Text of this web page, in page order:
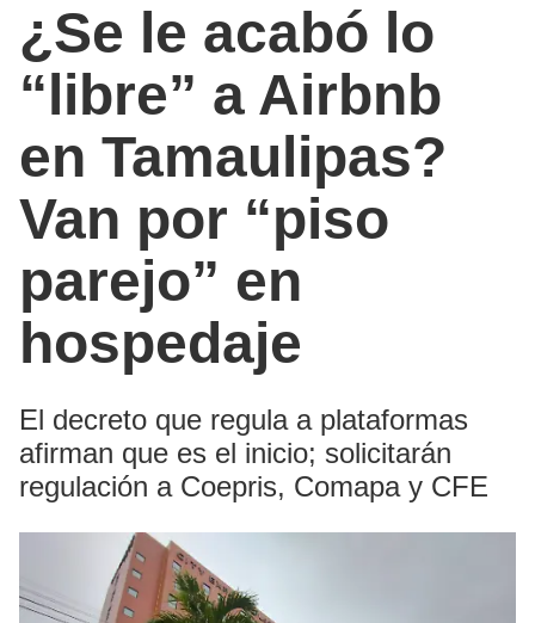
¿Se le acabó lo
“libre” a Airbnb
en Tamaulipas?
Van por “piso
parejo” en
hospedaje
El decreto que regula a plataformas
afirman que es el inicio; solicitarán
regulación a Coepris, Comapa y CFE